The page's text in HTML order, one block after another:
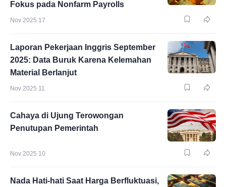
Fokus pada Nonfarm Payrolls
Nov 2025 17
Laporan Pekerjaan Inggris September
2025: Data Buruk Karena Kelemahan
Material Berlanjut
Nov 2025 11
Cahaya di Ujung Terowongan
Penutupan Pemerintah
Nov 2025 10
Nada Hati-hati Saat Harga Berfluktuasi,